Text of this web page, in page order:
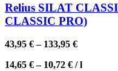
Relius SILAT
CLASSIC PRO)
43,95 €– 133,95 €
14,65 €– 10,72 € /l